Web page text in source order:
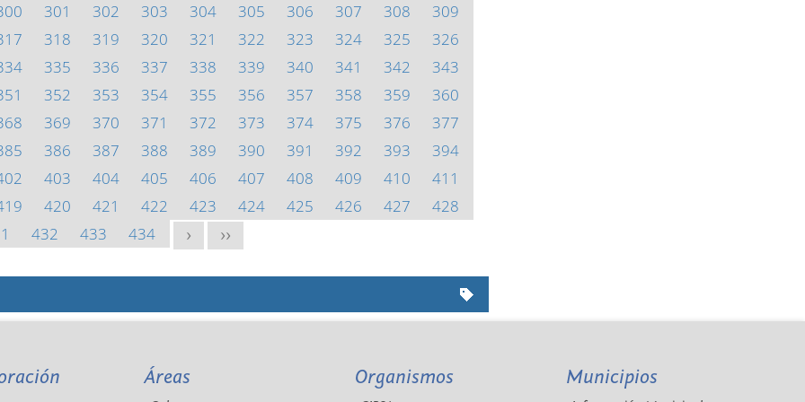
301 302 303 304 305 306 307 308
309
318 319 320 321 322 323 324 325
326
335 336 337 338 339 340 341 342
343
352 353 354 355 356 357 358 359
360
369 370 371 372 373 374 375 376
377
386 387 388 389 390 391 392 393
394
403 404 405 406 407 408 409 410
411
420 421 422 423 424 425 426 427
428
432 433 434 > >>
Áreas Organismos Municipios